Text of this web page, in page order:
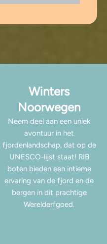
Winters
Noorwegen
Neem deel aan een uniek
avontuur in het
fjordenlandschap, dat op de
UNESCO-lijst staat! RIB
boten bieden een intieme
ervaring van de fjord en de
bergen in dit prachtige
Werelderfgoed.